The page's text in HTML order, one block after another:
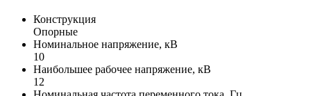
Конструкция
Опорные
Номинальное напряжение, кВ
10
Наибольшее рабочее напряжение, кВ
12